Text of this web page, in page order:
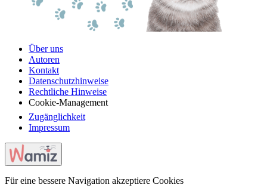
Über uns
Autoren
Kontakt
Datenschutzhinweise
Rechtliche Hinweise
Cookie-Management
Zugänglichkeit
Impressum
Für eine bessere Navigation akzeptiere Cookies